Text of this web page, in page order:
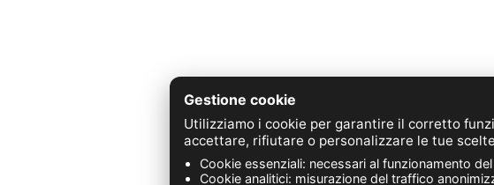
Z.A. de Sars et
Gestione cookie
Utilizziamo i cookie per garantire il corretto
accettare, rifiutare o personalizzare le tue
Cookie essenziali: necessari al funzionamento
Cookie analitici: misurazione del traffico